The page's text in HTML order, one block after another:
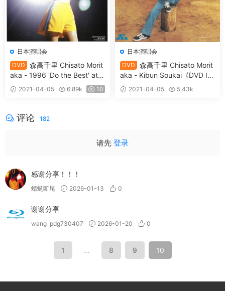
日本演唱会
DVD
森高千里 Chisato Morit
aka - 1996 'Do the Best' at Y
okohama Arena《DVD ISO
5.37G》
2021-04-05 6.89k 10
日本演唱会
DVD
森高千里 Chisato Morit
aka - Kibun Soukai《DVD IS
O 2.64G》
2021-04-05
5.43k
评论 182
请先 登录
感谢分享！！！
蜻蜓断尾 2026-01-13 0
谢谢分享
wang_pdg730407 2026-01-20 0
1 … 8 9 10